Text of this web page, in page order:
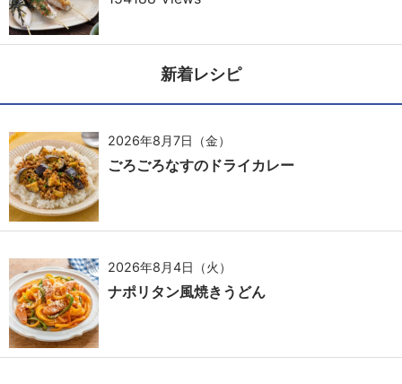
新着レシピ
2026年8月7日（金）
ごろごろなすのドライカレー
2026年8月4日（火）
ナポリタン風焼きうどん